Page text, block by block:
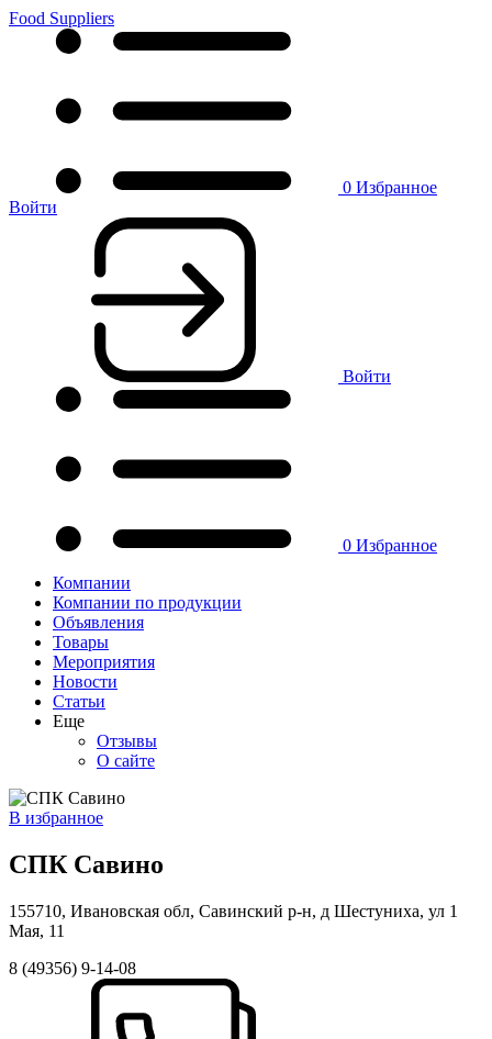
Food Suppliers
0 Избранное
Войти
Войти
0 Избранное
Компании
Компании по продукции
Объявления
Товары
Мероприятия
Новости
Статьи
Еще
Отзывы
О сайте
В избранное
СПК Савино
155710, Ивановская обл, Савинский р-н, д Шестуниха, ул 1
Мая, 11
8 (49356) 9-14-08